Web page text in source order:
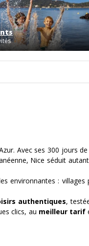
Avec ses 300 jours
Nice séduit
environnantes : villages
authentiques,
clics, au meilleur tarif